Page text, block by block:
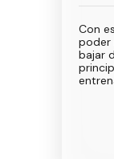
Con
poder
bajar